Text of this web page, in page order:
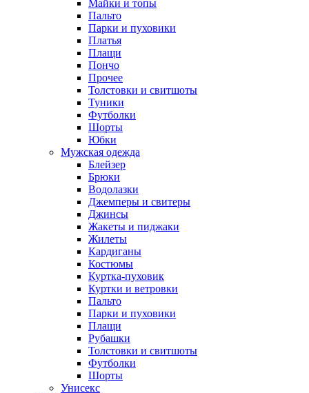
Майки и топы
Пальто
Парки и пуховики
Платья
Плащи
Пончо
Прочее
Толстовки и свитшоты
Туники
Футболки
Шорты
Юбки
Мужская одежда
Блейзер
Брюки
Водолазки
Джемперы и свитеры
Джинсы
Жакеты и пиджаки
Жилеты
Кардиганы
Костюмы
Куртка-пуховик
Куртки и ветровки
Пальто
Парки и пуховики
Плащи
Рубашки
Толстовки и свитшоты
Футболки
Шорты
Унисекс